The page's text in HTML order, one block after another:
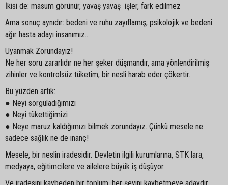
İkisi de: masum görünür, yavaş yavaş işler, fark edilmez
Ama sonuç aynıdır: bedeni ve ruhu zayıflamış, psikolojik ve bedeni
ağır hasta adayı insanımız...
Uyanmak Zorundayız!
Ne her soru zararlıdır ne her şeker düşmandır, ama yönlendirilmiş
zihinler ve kontrolsüz tüketim, bir nesli harab eder çökertir.
Bu yüzden artık:
● Neyi sorguladığımızı
● Neyi tükettiğimizi
● Neye maruz kaldığımızı bilmek zorundayız. Çünkü mesele ne
sadece sağlık ne de inanç!
Mesele, bir neslin iradesidir. Devletin ilgili kurumlarına, STK lara,
medyaya, eğitimcilere ve ailelere büyük iş düşüyor.